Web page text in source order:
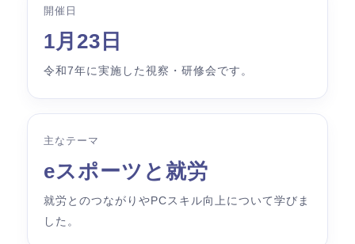
開催日
1月23日
令和7年に実施した視察・研修会です。
主なテーマ
eスポーツと就労
就労とのつながりやPCスキル向上について学びま
した。